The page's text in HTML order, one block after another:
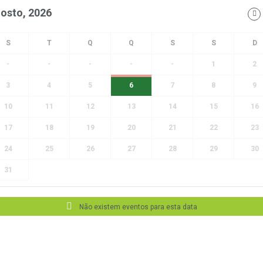
2026
- - - - - 1 2
3 4 5 6 7 8 9
10 11 12 13 14 15 16
17 18 19 20 21 22 23
24 25 26 27 28 29 30
31
Não existem eventos para esta data